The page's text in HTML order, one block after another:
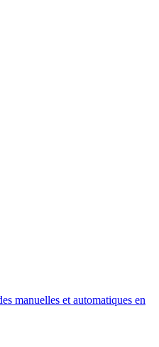
manuelles et automatiques en